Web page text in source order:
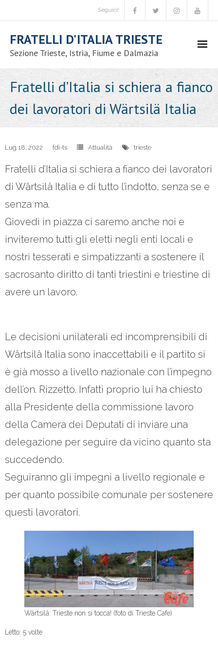
Seguici!
FRATELLI D'ITALIA TRIESTE
Sezione Trieste, Istria, Fiume e Dalmazia
- Chi siamo
- Codice etico
- Iniziative nazionali
- Congressi comunali
- - Candidatura coordinatore comunale
- - Congressi comunali – circolo Duino Aurisina,
- - Congressi comunali – circolo Muggia e San Dorligo
- - Guida alle prenotazioni
- - Tour visite guidate a Trieste
- Elezioni politiche 2018
- Elezioni politiche 2022
- Elezioni regionali FVG 2023
- Gioventù Nazionale
- - Manifesto dei valori
Squadra
- Coordinamenti comunali
- - Circolo Trieste
- - Circolo Muggia e San Dorligo della Valle
Fratelli d’Italia si schiera a fianco
dei lavoratori di Wärtsilä Italia
Lug 18, 2022 fdi-ts Attualità trieste
Fratelli d’Italia si schiera a fianco dei lavoratori
di Wärtsilä Italia e di tutto l’indotto, senza se e
senza ma.
Giovedì in piazza ci saremo anche noi e
inviteremo tutti gli eletti negli enti locali e
nostri tesserati e simpatizzanti a sostenere il
sacrosanto diritto di tanti triestini e triestine di
avere un lavoro.
Le decisioni unilaterali ed incomprensibili di
Wärtsilä Italia sono inaccettabili e il partito si
è già mosso a livello nazionale con l’impegno
dell’on. Rizzetto. Infatti proprio lui ha chiesto
alla Presidente della commissione lavoro
della Camera dei Deputati di inviare una
delegazione per seguire da vicino quanto sta
succedendo.
Seguiranno gli impegni a livello regionale e
per quanto possibile comunale per sostenere
questi lavoratori.
Wärtsilä: Trieste non si tocca! (foto di Trieste Cafe)
Letto: 5 volte